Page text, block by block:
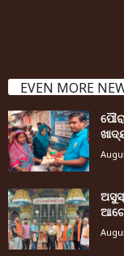
EVEN MORE